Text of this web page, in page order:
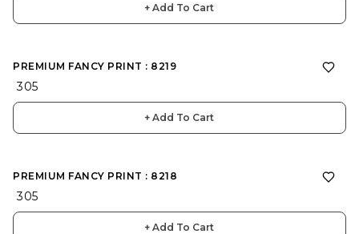
+ Add To Cart
PREMIUM FANCY PRINT : 8219
₹ 305
+ Add To Cart
PREMIUM FANCY PRINT : 8218
₹ 305
+ Add To Cart